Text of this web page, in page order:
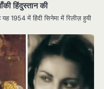
हिंदुस्तान की
1954 में हिंदी सिनेमा में रिलीज़ हुयी